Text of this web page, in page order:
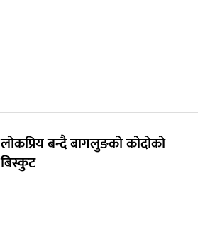
लोकप्रिय बन्दै बागलुङको कोदोको
बिस्कुट